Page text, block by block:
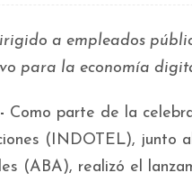
a empleados
para la economía
Como parte de la
(INDOTEL), junto
(ABA), realizó el